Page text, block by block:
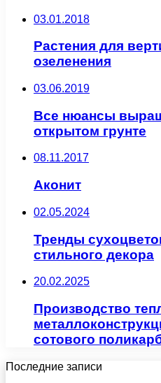
03.01.2018
Растения для
озеленения
03.06.2019
Все нюансы
открытом грунте
08.11.2017
Аконит
02.05.2024
Тренды
стильного декора
20.02.2025
Производство
сотового
Последние записи